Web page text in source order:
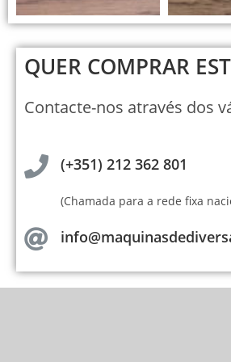
QUER COMPRAR
Contacte-nos através dos
(+351) 212 362 801
(Chamada para a rede fixa